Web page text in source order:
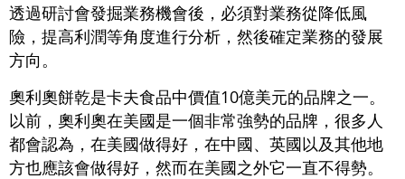
透過研討會發掘業務機會後，必須對業務從降低風
險，提高利潤等角度進行分析，然後確定業務的發展
方向。
奧利奧餅乾是卡夫食品中價值10億美元的品牌之一。
以前，奧利奧在美國是一個非常強勢的品牌，很多人
都會認為，在美國做得好，在中國、英國以及其他地
方也應該會做得好，然而在美國之外它一直不得勢。